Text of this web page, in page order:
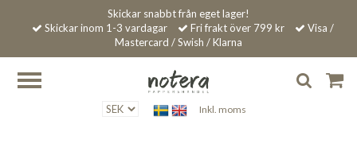
Skickar snabbt från eget lager!
Skickar inom 1-3 vardagar
Fri frakt över 799 kr
Visa /
Mastercard / Swish / Klarna
Inkl. moms